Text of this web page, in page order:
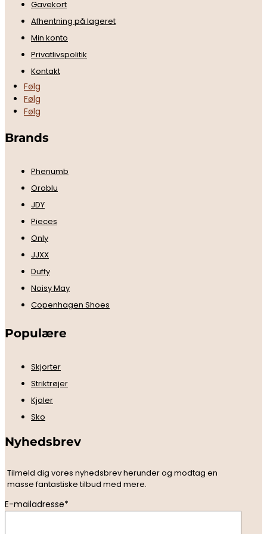
Gavekort
Afhentning på lageret
Min konto
Privatlivspolitik
Kontakt
Følg
Følg
Følg
Brands
Phenumb
Oroblu
JDY
Pieces
Only
JJXX
Duffy
Noisy May
Copenhagen Shoes
Populære
Skjorter
Striktrøjer
Kjoler
Sko
Nyhedsbrev
Tilmeld dig vores nyhedsbrev herunder og modtag en
masse fantastiske tilbud med mere.
E-mailadresse*